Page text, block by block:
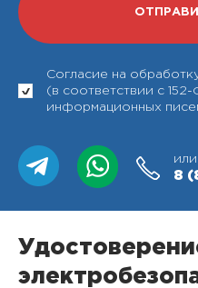
Согласие на
(в соответствии с
информационных
8